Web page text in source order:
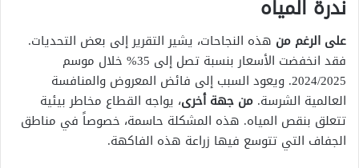
ندرة المياه
على الرغم من هذه النجاحات، يشير التقرير إلى بعض التحديات.
فقد انخفضت الأسعار بنسبة تصل إلى 35% خلال موسم
2024/2025. ويعود السبب إلى فائض المعروض والمنافسة
العالمية الشرسة. من جهة أخرى، يواجه القطاع مخاطر بيئية
تتعلق بنقص المياه. هذه المشكلة حاسمة، خصوصاً في مناطق
الجفاف التي تتوسع فيها زراعة هذه الفاكهة.